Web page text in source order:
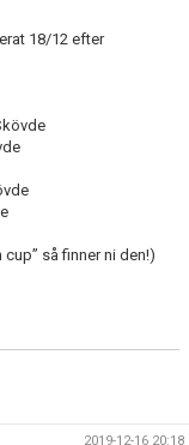
18/12 efter
så finner ni den!)
2019-12-16 20:18